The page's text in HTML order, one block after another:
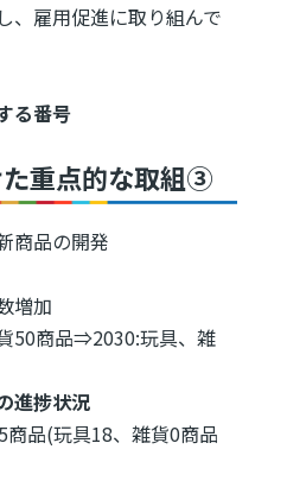
、雇用促進に取り組んで
る番号
重点的な取組③
商品の開発
増加
50商品⇒2030:玩具、雑
進捗状況
品(玩具18、雑貨0商品